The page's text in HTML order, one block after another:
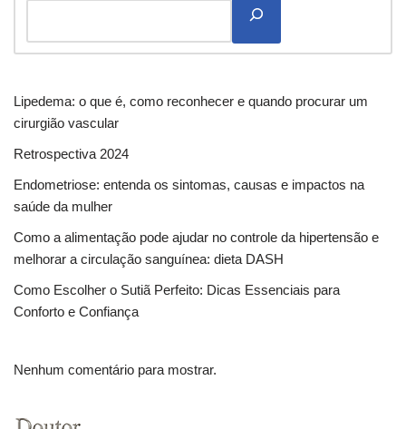
Lipedema: o que é, como reconhecer e quando procurar um
cirurgião vascular
Retrospectiva 2024
Endometriose: entenda os sintomas, causas e impactos na
saúde da mulher
Como a alimentação pode ajudar no controle da hipertensão e
melhorar a circulação sanguínea: dieta DASH
Como Escolher o Sutiã Perfeito: Dicas Essenciais para
Conforto e Confiança
Nenhum comentário para mostrar.